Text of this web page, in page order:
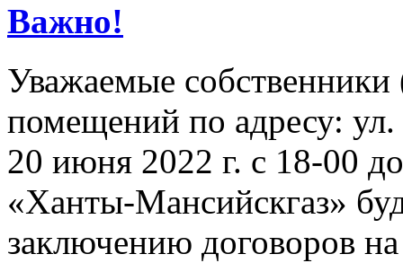
Важно!
Уважаемые
помещений по адресу:
20 июня 2022 г. с 18-00
«Ханты-Мансийскгаз»
заключению договоров